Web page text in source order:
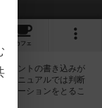
カフェ
メントの書き込みが
マニュアルでは判断
ケーションをとるこ